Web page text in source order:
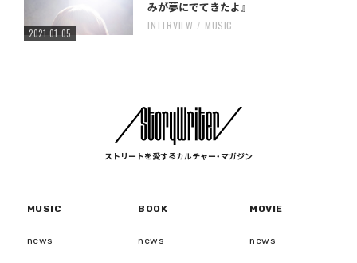
2021.01.05
みが夢にでてきたよ』
INTERVIEW MUSIC
ストリートを愛するカルチャー・マガジン
MUSIC
news
BOOK
news
MOVIE
news